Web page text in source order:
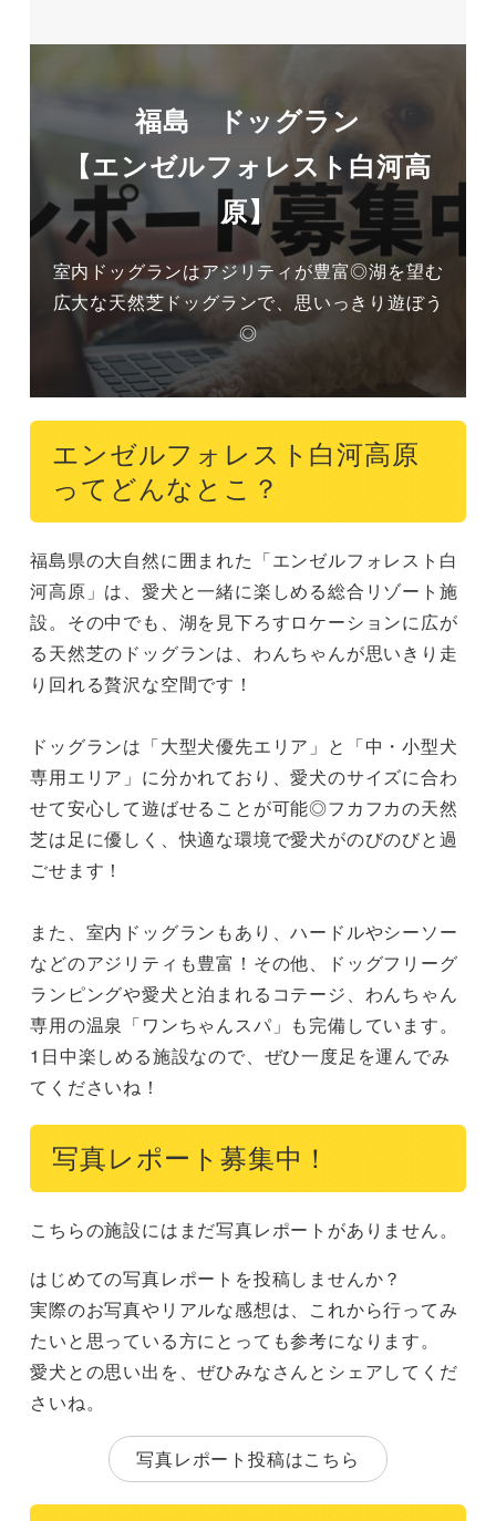
福島 ドッグラン
【エンゼルフォレスト白河高
原】
室内ドッグランはアジリティが豊富◎湖を望む
広大な天然芝ドッグランで、思いっきり遊ぼう
◎
エンゼルフォレスト白河高原
ってどんなとこ？
福島県の大自然に囲まれた「エンゼルフォレスト白
河高原」は、愛犬と一緒に楽しめる総合リゾート施
設。その中でも、湖を見下ろすロケーションに広が
る天然芝のドッグランは、わんちゃんが思いきり走
り回れる贅沢な空間です！
ドッグランは「大型犬優先エリア」と「中・小型犬
専用エリア」に分かれており、愛犬のサイズに合わ
せて安心して遊ばせることが可能◎フカフカの天然
芝は足に優しく、快適な環境で愛犬がのびのびと過
ごせます！
また、室内ドッグランもあり、ハードルやシーソー
などのアジリティも豊富！その他、ドッグフリーグ
ランピングや愛犬と泊まれるコテージ、わんちゃん
専用の温泉「ワンちゃんスパ」も完備しています。
1日中楽しめる施設なので、ぜひ一度足を運んでみ
てくださいね！
写真レポート募集中！
こちらの施設にはまだ写真レポートがありません。
はじめての写真レポートを投稿しませんか？
実際のお写真やリアルな感想は、これから行ってみ
たいと思っている方にとっても参考になります。
愛犬との思い出を、ぜひみなさんとシェアしてくだ
さいね。
写真レポート投稿はこちら